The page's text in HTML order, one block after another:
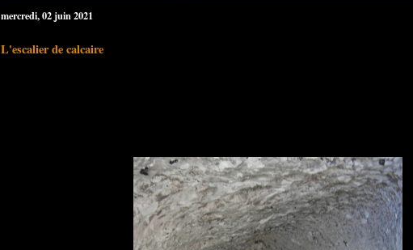
mercredi, 02 juin 2021
L'escalier de calcaire